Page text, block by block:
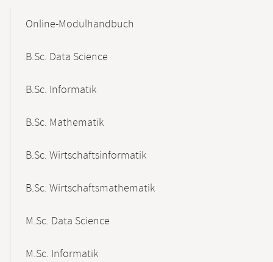
NavigationOnline-Modulhandbuch
B.Sc. Data Science
B.Sc. Informatik
B.Sc. Mathematik
B.Sc. Wirtschaftsinformatik
B.Sc. Wirtschaftsmathematik
M.Sc. Data Science
M.Sc. Informatik